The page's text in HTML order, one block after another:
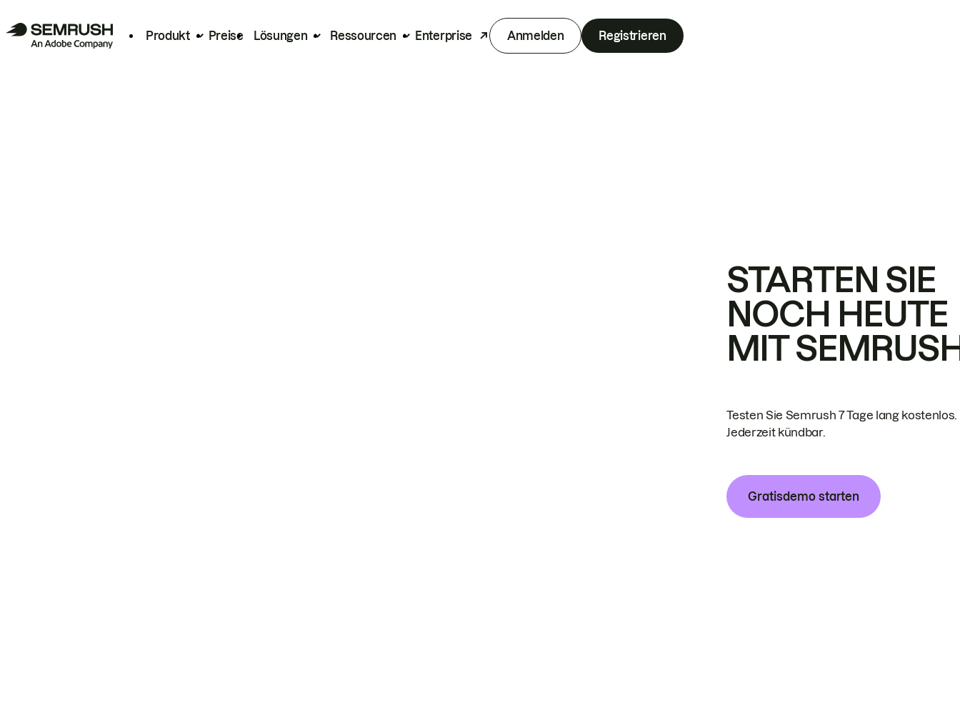
Produkt Preise Lösungen Ressourcen Enterprise Anmelden Registrieren
STARTEN SIE
NOCH HEUTE
MIT
Testen Sie Semrush 7 Tage lang kostenlos.
Jederzeit kündbar.
Gratisdemo starten